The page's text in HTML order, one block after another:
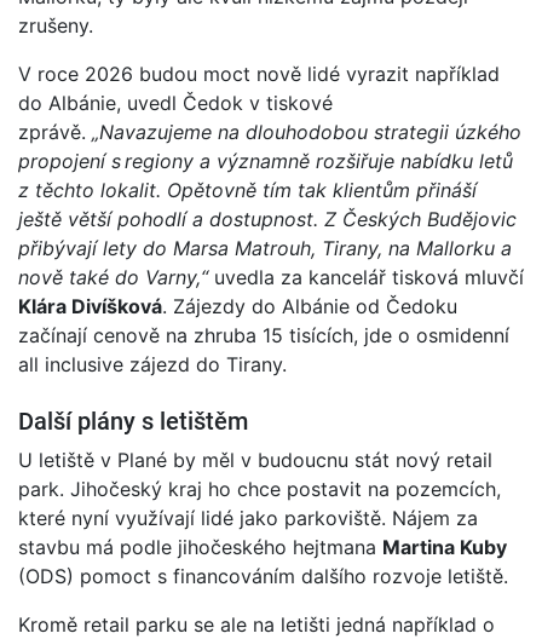
zrušeny.
V roce 2026 budou moct nově lidé vyrazit například
do Albánie, uvedl Čedok v tiskové
zprávě. „Navazujeme na dlouhodobou strategii úzkého
propojení s regiony a významně rozšiřuje nabídku letů
z těchto lokalit. Opětovně tím tak klientům přináší
ještě větší pohodlí a dostupnost. Z Českých Budějovic
přibývají lety do Marsa Matrouh, Tirany, na Mallorku a
nově také do Varny,“uvedla za kancelář tisková mluvčí
Klára Divíšková. Zájezdy do Albánie od Čedoku
začínají cenově na zhruba 15 tisících, jde o osmidenní
all inclusive zájezd do Tirany.
Další plány s letištěm
U letiště v Plané by měl v budoucnu stát nový retail
park. Jihočeský kraj ho chce postavit na pozemcích,
které nyní využívají lidé jako parkoviště. Nájem za
stavbu má podle jihočeského hejtmana Martina Kuby
(ODS) pomoct s financováním dalšího rozvoje letiště.
Kromě retail parku se ale na letišti jedná například o